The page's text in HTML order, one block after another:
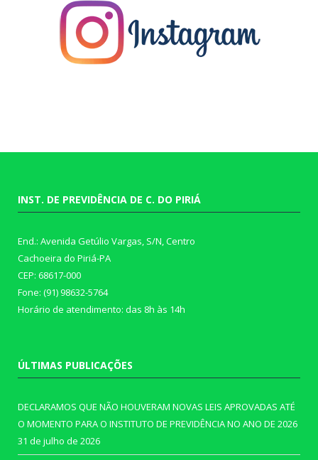
INST. DE PREVIDÊNCIA DE C. DO PIRIÁ
End.: Avenida Getúlio Vargas, S/N, Centro
Cachoeira do Piriá-PA
CEP: 68617-000
Fone: (91) 98632-5764
Horário de atendimento: das 8h às 14h
ÚLTIMAS PUBLICAÇÕES
DECLARAMOS QUE NÃO HOUVERAM NOVAS LEIS APROVADAS ATÉ
O MOMENTO PARA O INSTITUTO DE PREVIDÊNCIA NO ANO DE 2026
31 de julho de 2026